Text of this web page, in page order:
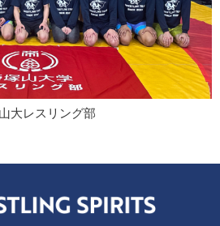
大レスリング部